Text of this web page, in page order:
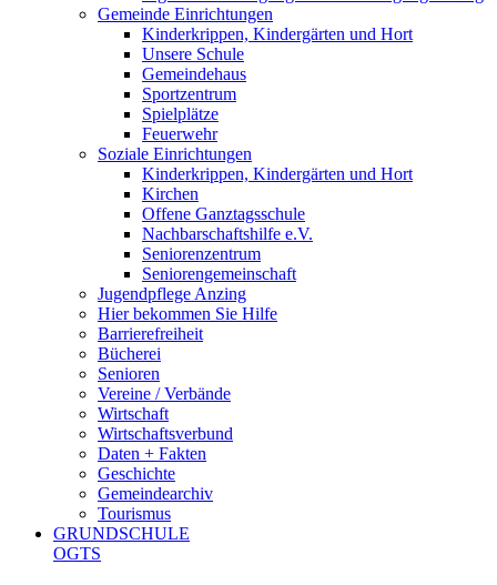
Gemeinde Einrichtungen
Kinderkrippen, Kindergärten und Hort
Unsere Schule
Gemeindehaus
Sportzentrum
Spielplätze
Feuerwehr
Soziale Einrichtungen
Kinderkrippen, Kindergärten und Hort
Kirchen
Offene Ganztagsschule
Nachbarschaftshilfe e.V.
Seniorenzentrum
Seniorengemeinschaft
Jugendpflege Anzing
Hier bekommen Sie Hilfe
Barrierefreiheit
Bücherei
Senioren
Vereine / Verbände
Wirtschaft
Wirtschaftsverbund
Daten + Fakten
Geschichte
Gemeindearchiv
Tourismus
GRUNDSCHULE
OGTS